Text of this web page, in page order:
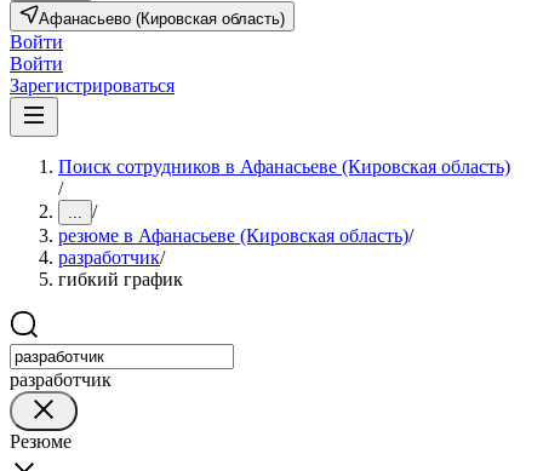
Афанасьево (Кировская область)
Войти
Войти
Зарегистрироваться
Поиск сотрудников в Афанасьеве (Кировская область)
/
... /
резюме в Афанасьеве (Кировская область)/
разработчик/
гибкий график
разработчик
Резюме